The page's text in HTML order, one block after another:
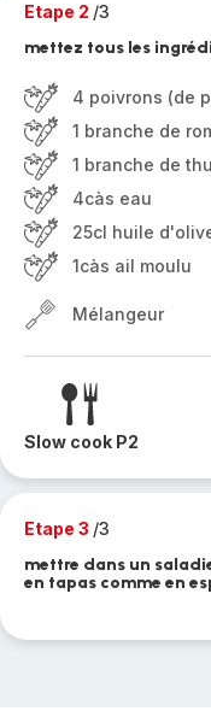
Etape 2 /3
mettez tous les
4 poivrons (de
1 branche de
1 branche de
4càs eau
25cl huile
1càs ail moulu
Mélangeur
Slow cook P2
Etape 3 /3
mettre dans un
en tapas comme en